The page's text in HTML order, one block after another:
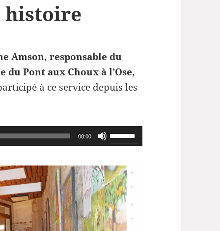
histoire
Amson, responsable du
Pont aux Choux à l’Ose,
à ce service depuis les
00:00
Utilisez
les
flèches
haut/bas
pour
augmenter
ou